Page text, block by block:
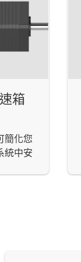
箱
簡化您
統中安